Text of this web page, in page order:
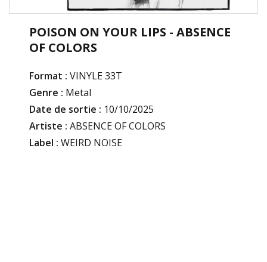
POISON ON YOUR LIPS - ABSENCE
OF COLORS
Format : VINYLE 33T
Genre : Metal
Date de sortie : 10/10/2025
Artiste : ABSENCE OF COLORS
Label : WEIRD NOISE